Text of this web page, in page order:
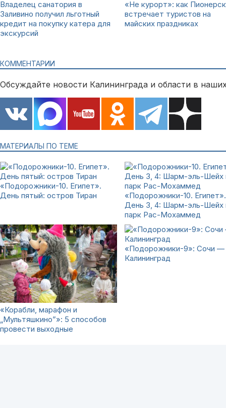
Владелец санатория в
Заливино получил льготный
кредит на покупку катера для
экскурсий
«Не курорт»: как
встречает туристов на
майских праздниках
КОММЕНТАРИИ
Обсуждайте новости Калининграда и области в
МАТЕРИАЛЫ ПО ТЕМЕ
«Подорожники-10. Египет».
День пятый: остров Тиран
«Подорожники-10. Египет».
День 3, 4: Шарм-эль-Шейх
парк Рас-Мохаммед
«Корабли, марафон и
„Мультяшкино”»: 5 способов
провести выходные
«Подорожники-9»: Сочи —
Калининград